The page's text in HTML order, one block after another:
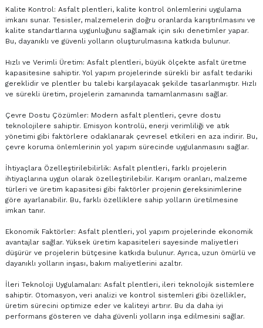
Kalite Kontrol: Asfalt plentleri, kalite kontrol önlemlerini uygulama
imkanı sunar. Tesisler, malzemelerin doğru oranlarda karıştırılmasını ve
kalite standartlarına uygunluğunu sağlamak için sıkı denetimler yapar.
Bu, dayanıklı ve güvenli yolların oluşturulmasına katkıda bulunur.
Hızlı ve Verimli Üretim: Asfalt plentleri, büyük ölçekte asfalt üretme
kapasitesine sahiptir. Yol yapım projelerinde sürekli bir asfalt tedariki
gereklidir ve plentler bu talebi karşılayacak şekilde tasarlanmıştır. Hızlı
ve sürekli üretim, projelerin zamanında tamamlanmasını sağlar.
Çevre Dostu Çözümler: Modern asfalt plentleri, çevre dostu
teknolojilere sahiptir. Emisyon kontrolü, enerji verimliliği ve atık
yönetimi gibi faktörlere odaklanarak çevresel etkileri en aza indirir. Bu,
çevre koruma önlemlerinin yol yapım sürecinde uygulanmasını sağlar.
İhtiyaçlara Özelleştirilebilirlik: Asfalt plentleri, farklı projelerin
ihtiyaçlarına uygun olarak özelleştirilebilir. Karışım oranları, malzeme
türleri ve üretim kapasitesi gibi faktörler projenin gereksinimlerine
göre ayarlanabilir. Bu, farklı özelliklere sahip yolların üretilmesine
imkan tanır.
Ekonomik Faktörler: Asfalt plentleri, yol yapım projelerinde ekonomik
avantajlar sağlar. Yüksek üretim kapasiteleri sayesinde maliyetleri
düşürür ve projelerin bütçesine katkıda bulunur. Ayrıca, uzun ömürlü ve
dayanıklı yolların inşası, bakım maliyetlerini azaltır.
İleri Teknoloji Uygulamaları: Asfalt plentleri, ileri teknolojik sistemlere
sahiptir. Otomasyon, veri analizi ve kontrol sistemleri gibi özellikler,
üretim sürecini optimize eder ve kaliteyi artırır. Bu da daha iyi
performans gösteren ve daha güvenli yolların inşa edilmesini sağlar.